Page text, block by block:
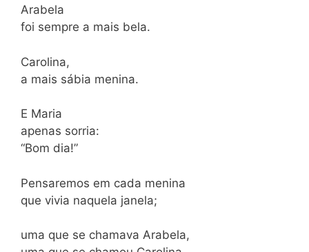
Arabela
foi sempre a mais bela.
Carolina,
a mais sábia menina.
E Maria
apenas sorria:
“Bom dia!”
Pensaremos em cada menina
que vivia naquela janela;
uma que se chamava Arabela,